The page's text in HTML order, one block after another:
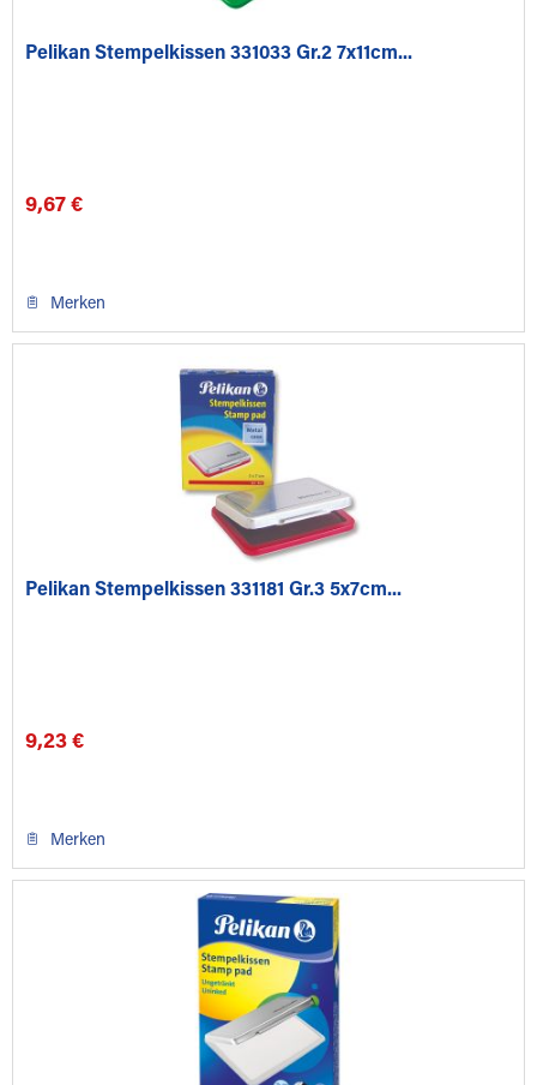
Pelikan Stempelkissen 331033 Gr.2 7x11cm...
9,67 €
Merken
Pelikan Stempelkissen 331181 Gr.3 5x7cm...
9,23 €
Merken